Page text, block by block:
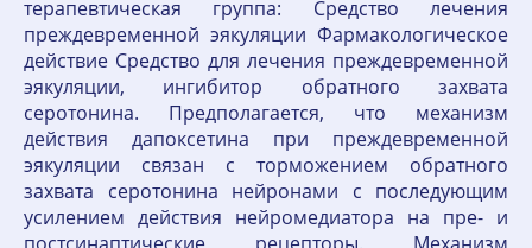
терапевтическая группа: Средство лечения
преждевременной эякуляции Фармакологическое
действие Средство для лечения преждевременной
эякуляции, ингибитор обратного захвата
серотонина. Предполагается, что механизм
действия дапоксетина при преждевременной
эякуляции связан с торможением обратного
захвата серотонина нейронами с последующим
усилением действия нейромедиатора на пре- и